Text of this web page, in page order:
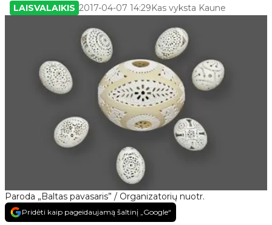
Paroda „Baltas pavasaris” / Organizatorių nuotr.
LAISVALAIKIS 2017-04-07 14:29Kas vyksta Kaune
Pridėti kaip pageidaujamą šaltinį „Google“